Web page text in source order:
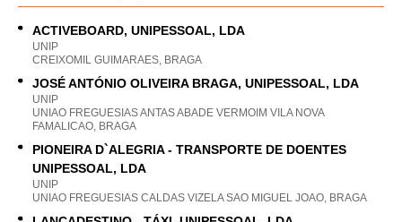
ACTIVEBOARD, UNIPESSOAL, LDA
UNIP
CREIXOMIL GUIMARAES, BRAGA
JOSÉ ANTÓNIO OLIVEIRA BRAGA, UNIPESSOAL, LDA
UNIP
UNIAO FREGUESIAS ANTAS ABADE VERMOIM VILA NOVA
FAMALICAO, BRAGA
PIONEIRA D`ALEGRIA - TRANSPORTE DE DOENTES
UNIPESSOAL, LDA
UNIP
UNIAO FREGUESIAS CALDAS VIZELA SAO MIGUEL JOAO, BRAGA